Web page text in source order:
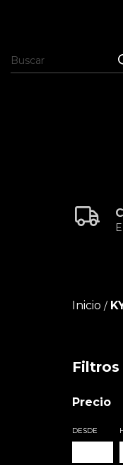
Inicio /
Filtros
Precio
DESDE